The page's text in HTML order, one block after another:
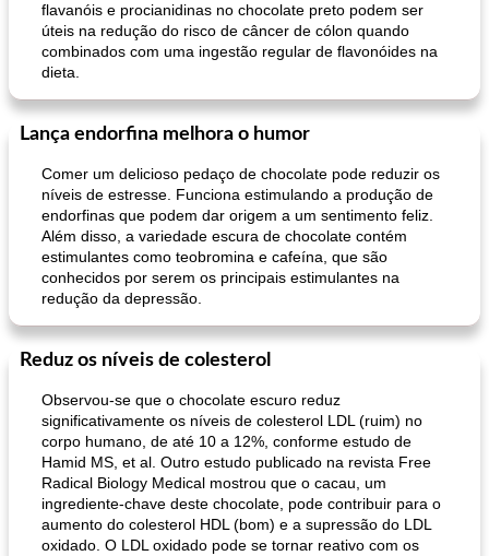
flavanóis e procianidinas no chocolate preto podem ser
úteis na redução do risco de câncer de cólon quando
combinados com uma ingestão regular de flavonóides na
dieta.
Lança endorfina melhora o humor
Comer um delicioso pedaço de chocolate pode reduzir os
níveis de estresse. Funciona estimulando a produção de
endorfinas que podem dar origem a um sentimento feliz.
Além disso, a variedade escura de chocolate contém
estimulantes como teobromina e cafeína, que são
conhecidos por serem os principais estimulantes na
redução da depressão.
Reduz os níveis de colesterol
Observou-se que o chocolate escuro reduz
significativamente os níveis de colesterol LDL (ruim) no
corpo humano, de até 10 a 12%, conforme estudo de
Hamid MS, et al. Outro estudo publicado na revista Free
Radical Biology Medical mostrou que o cacau, um
ingrediente-chave deste chocolate, pode contribuir para o
aumento do colesterol HDL (bom) e a supressão do LDL
oxidado. O LDL oxidado pode se tornar reativo com os